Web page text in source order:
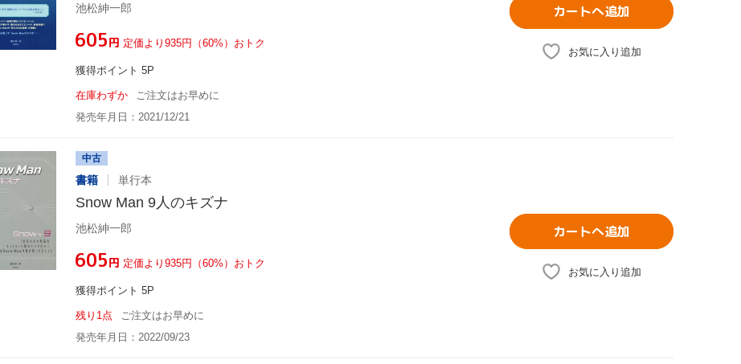
池松紳一郎
¥605円 定価より935円（60%）おトク
獲得ポイント 5P
在庫わずか
ご注文はお早めに
発売年月日：2021/12/21
カートへ追加
お気に入り追加
中古
書籍 単行本
Snow Man 9人のキズナ
池松紳一郎
¥605円 定価より935円（60%）おトク
獲得ポイント 5P
残り1点
ご注文はお早めに
発売年月日：2022/09/23
カートへ追加
お気に入り追加